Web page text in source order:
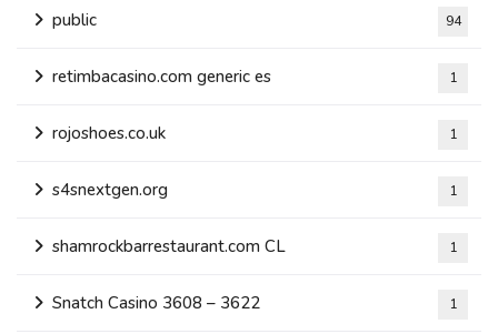
public 94
retimbacasino.com generic es 1
rojoshoes.co.uk 1
s4snextgen.org 1
shamrockbarrestaurant.com CL 1
Snatch Casino 3608 – 3622 1